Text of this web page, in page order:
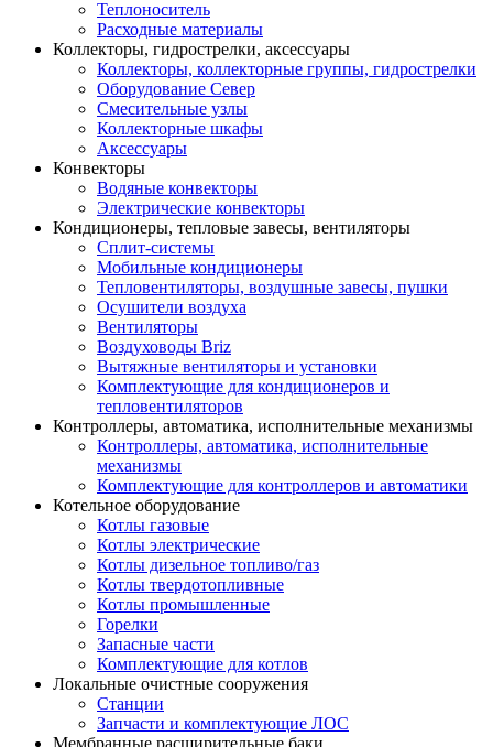
Теплоноситель
Расходные материалы
Коллекторы, гидрострелки, аксессуары
Коллекторы, коллекторные группы, гидрострелки
Оборудование Север
Смесительные узлы
Коллекторные шкафы
Аксессуары
Конвекторы
Водяные конвекторы
Электрические конвекторы
Кондиционеры, тепловые завесы, вентиляторы
Сплит-системы
Мобильные кондиционеры
Тепловентиляторы, воздушные завесы, пушки
Осушители воздуха
Вентиляторы
Воздуховоды Briz
Вытяжные вентиляторы и установки
Комплектующие для кондиционеров и
тепловентиляторов
Контроллеры, автоматика, исполнительные механизмы
Контроллеры, автоматика, исполнительные
механизмы
Комплектующие для контроллеров и автоматики
Котельное оборудование
Котлы газовые
Котлы электрические
Котлы дизельное топливо/газ
Котлы твердотопливные
Котлы промышленные
Горелки
Запасные части
Комплектующие для котлов
Локальные очистные сооружения
Станции
Запчасти и комплектующие ЛОС
Мембранные расширительные баки